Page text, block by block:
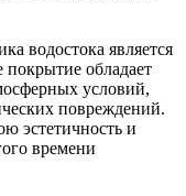
водостока является
обладает
условий,
повреждений.
эстетичность и
времени